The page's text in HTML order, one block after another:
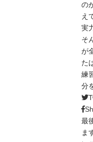
の
え
実
そ
が
た
練
分
最
ま